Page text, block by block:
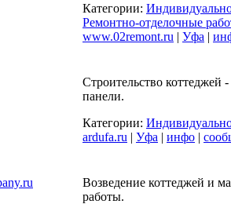
Категории:
Ремонтно-отделочные
www.02remont.ru | Уфа |
Строительство
панели.
Категории:
ardufa.ru | Уфа | инфо |
Возведение коттеджей и
работы.